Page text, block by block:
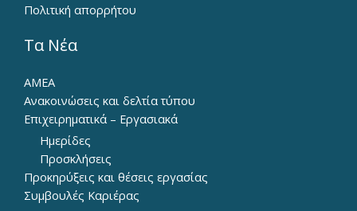
Πολιτική απορρήτου
Τα Νέα
ΑΜΕΑ
Ανακοινώσεις και δελτία τύπου
Επιχειρηματικά – Εργασιακά
Ημερίδες
Προσκλήσεις
Προκηρύξεις και θέσεις εργασίας
Συμβουλές Καριέρας